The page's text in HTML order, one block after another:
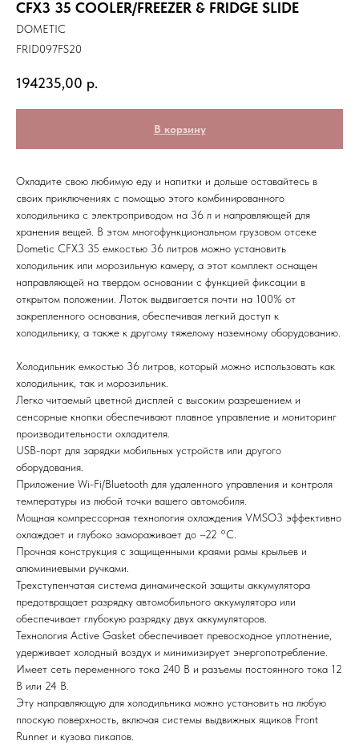
CFX3 35 COOLER/FREEZER & FRIDGE SLIDE
DOMETIC
FRID097FS20
194235,00 р.
В корзину
Охладите свою любимую еду и напитки и дольше оставайтесь в
своих приключениях с помощью этого комбинированного
холодильника с электроприводом на 36 л и направляющей для
хранения вещей. В этом многофункциональном грузовом отсеке
Dometic CFX3 35 емкостью 36 литров можно установить
холодильник или морозильную камеру, а этот комплект оснащен
направляющей на твердом основании с функцией фиксации в
открытом положении. Лоток выдвигается почти на 100% от
закрепленного основания, обеспечивая легкий доступ к
холодильнику, а также к другому тяжелому наземному оборудованию.
Холодильник емкостью 36 литров, который можно использовать как
холодильник, так и морозильник.
Легко читаемый цветной дисплей с высоким разрешением и
сенсорные кнопки обеспечивают плавное управление и мониторинг
производительности охладителя.
USB-порт для зарядки мобильных устройств или другого
оборудования.
Приложение Wi-Fi/Bluetooth для удаленного управления и контроля
температуры из любой точки вашего автомобиля.
Мощная компрессорная технология охлаждения VMSO3 эффективно
охлаждает и глубоко замораживает до –22 °C.
Прочная конструкция с защищенными краями рамы крыльев и
алюминиевыми ручками.
Трехступенчатая система динамической защиты аккумулятора
предотвращает разрядку автомобильного аккумулятора или
обеспечивает глубокую разрядку двух аккумуляторов.
Технология Active Gasket обеспечивает превосходное уплотнение,
удерживает холодный воздух и минимизирует энергопотребление.
Имеет сеть переменного тока 240 В и разъемы постоянного тока 12
В или 24 В.
Эту направляющую для холодильника можно установить на любую
плоскую поверхность, включая системы выдвижных ящиков Front
Runner и кузова пикапов.